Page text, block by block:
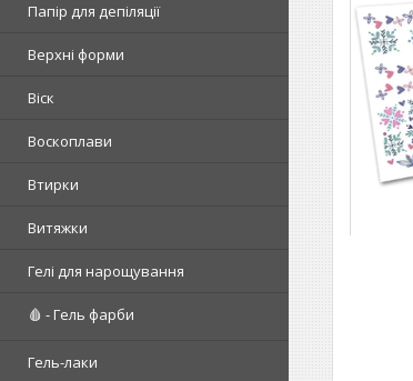
Папір для депіляції
Верхні форми
Віск
Воскоплави
Втирки
Витяжки
Гелі для нарощування
🩸 - Гель фарби
Гель-лаки